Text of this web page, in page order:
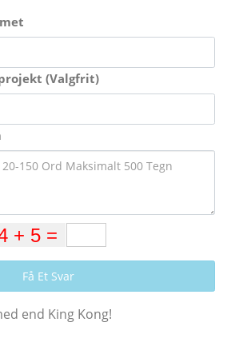
(Valgfrit)
Få Et Svar
end King Kong!